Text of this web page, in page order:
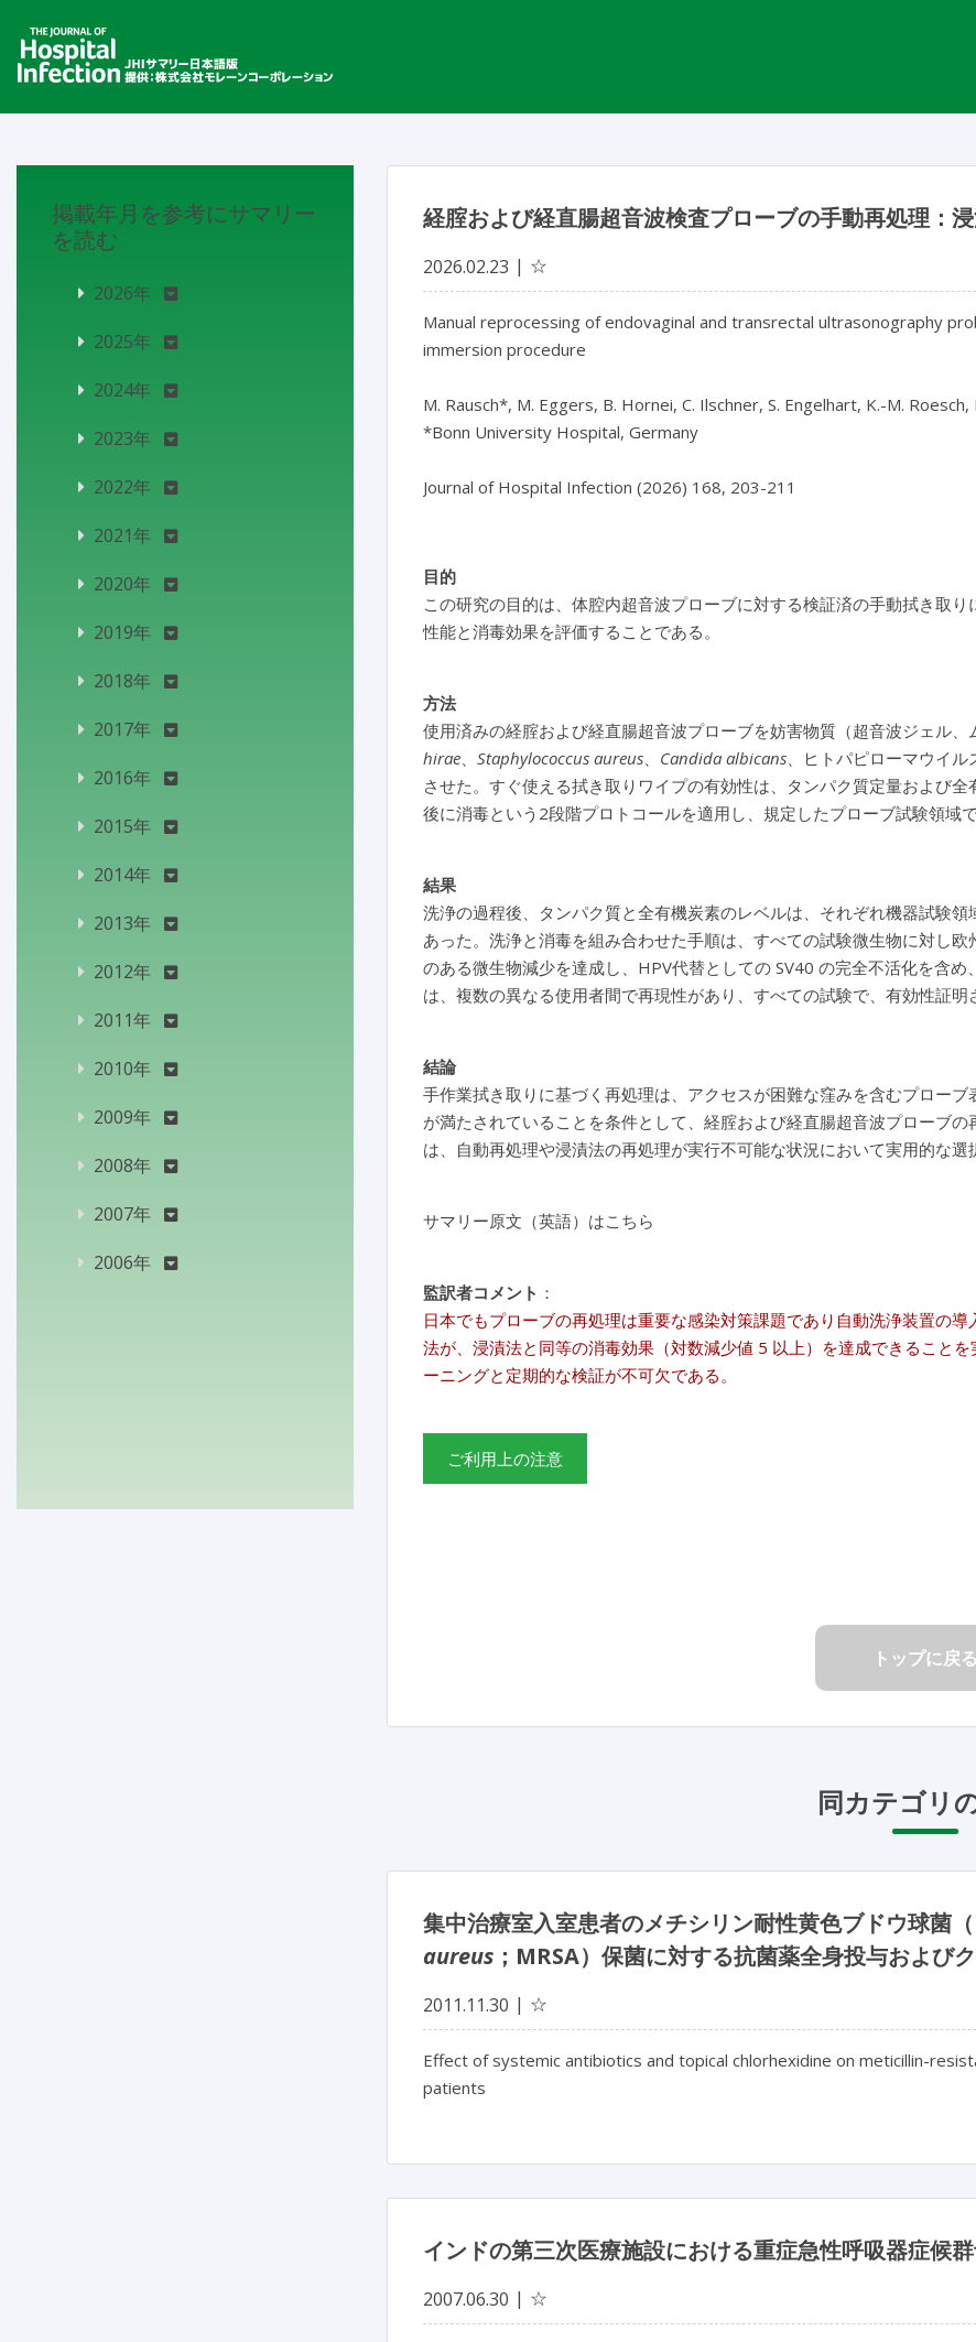
経腟および経直腸超音波検査プローブの手動再処理：
2026.02.23 ☆
Manual reprocessing of endovaginal and transrectal ultrasonography
immersion procedure
M. Rausch*, M. Eggers, B. Hornei, C. Ilschner, S. Engelhart, K.-M.
*Bonn University Hospital, Germany
Journal of Hospital Infection (2026) 168, 203-211
目的
この研究の目的は、体腔内超音波プローブに対する検証済の手動拭き取
性能と消毒効果を評価することである。
方法
使用済みの経腟および経直腸超音波プローブを妨害物質（超音波ジェル
hirae、 Staphylococcus aureus、 Candida albicans、ヒトパピローマウイ
させた。すぐ使える拭き取りワイプの有効性は、タンパク質定量および
後に消毒という2段階プロトコールを適用し、規定したプローブ試験領域
結果
洗浄の過程後、タンパク質と全有機炭素のレベルは、それぞれ機器試験
あった。洗浄と消毒を組み合わせた手順は、すべての試験微生物に対し
のある微生物減少を達成し、HPV代替としての SV40 の完全不活化を含
は、複数の異なる使用者間で再現性があり、すべての試験で、有効性証明
結論
手作業拭き取りに基づく再処理は、アクセスが困難な窪みを含むプロー
が満たされていることを条件として、経腟および経直腸超音波プローブ
は、自動再処理や浸漬法の再処理が実行不可能な状況において実用的な選
サマリー原文（英語）はこちら
監訳者コメント ：
日本でもプローブの再処理は重要な感染対策課題であり自動洗浄装置の
法が、浸漬法と同等の消毒効果（対数減少値 5 以上）を達成できること
ーニングと定期的な検証が不可欠である。
ご利用上の注意
トップに戻る
同カテゴリ
集中治療室入室患者のメチシリン耐性黄色ブドウ球
aureus ；MRSA）保菌に対する抗菌薬全身投与および
2011.11.30 ☆
Effect of systemic antibiotics and topical chlorhexidine on meticillin-
patients
インドの第三次医療施設における重症急性呼吸器症候
2007.06.30 ☆
掲載年月を参考にサマリー
を読む
2026年
2025年
2024年
2023年
2022年
2021年
2020年
2019年
2018年
2017年
2016年
2015年
2014年
2013年
2012年
2011年
2010年
2009年
2008年
2007年
2006年